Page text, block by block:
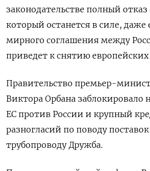
законодательстве полный
который останется в силе, даже
мирного соглашения между
приведет к снятию
Правительство премьер-
Виктора Орбана заблокировало
ЕС против России и крупный
разногласий по поводу
трубопроводу Дружба.